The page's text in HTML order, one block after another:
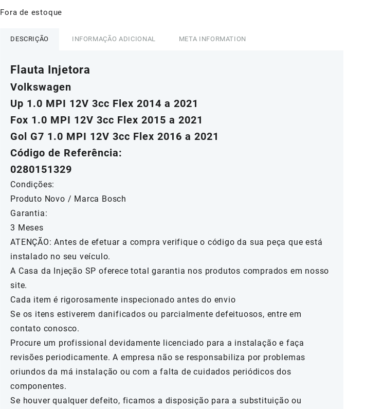
Fora de estoque
DESCRIÇÃO INFORMAÇÃO ADICIONAL META INFORMATION
Flauta Injetora
Volkswagen
Up 1.0 MPI 12V 3cc Flex 2014 a 2021
Fox 1.0 MPI 12V 3cc Flex 2015 a 2021
Gol G7 1.0 MPI 12V 3cc Flex 2016 a 2021
Código de Referência:
0280151329
Condições:
Produto Novo / Marca Bosch
Garantia:
3 Meses
ATENÇÃO: Antes de efetuar a compra verifique o código da sua peça que está
instalado no seu veículo.
A Casa da Injeção SP oferece total garantia nos produtos comprados em nosso
site.
Cada item é rigorosamente inspecionado antes do envio
Se os itens estiverem danificados ou parcialmente defeituosos, entre em
contato conosco.
Procure um profissional devidamente licenciado para a instalação e faça
revisões periodicamente. A empresa não se responsabiliza por problemas
oriundos da má instalação ou com a falta de cuidados periódicos dos
componentes.
Se houver qualquer defeito, ficamos a disposição para a substituição ou